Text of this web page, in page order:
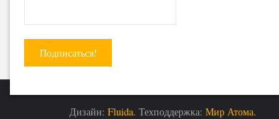
Дизайн: Fluida. Техподдержка: Мир Атома.